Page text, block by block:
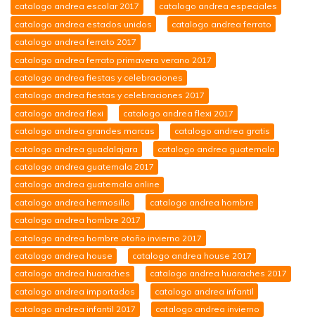
catalogo andrea escolar 2017
catalogo andrea especiales
catalogo andrea estados unidos
catalogo andrea ferrato
catalogo andrea ferrato 2017
catalogo andrea ferrato primavera verano 2017
catalogo andrea fiestas y celebraciones
catalogo andrea fiestas y celebraciones 2017
catalogo andrea flexi
catalogo andrea flexi 2017
catalogo andrea grandes marcas
catalogo andrea gratis
catalogo andrea guadalajara
catalogo andrea guatemala
catalogo andrea guatemala 2017
catalogo andrea guatemala online
catalogo andrea hermosillo
catalogo andrea hombre
catalogo andrea hombre 2017
catalogo andrea hombre otoño invierno 2017
catalogo andrea house
catalogo andrea house 2017
catalogo andrea huaraches
catalogo andrea huaraches 2017
catalogo andrea importados
catalogo andrea infantil
catalogo andrea infantil 2017
catalogo andrea invierno